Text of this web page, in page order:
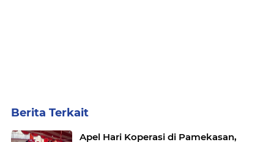
Berita Terkait
Apel Hari Koperasi di Pamekasan,